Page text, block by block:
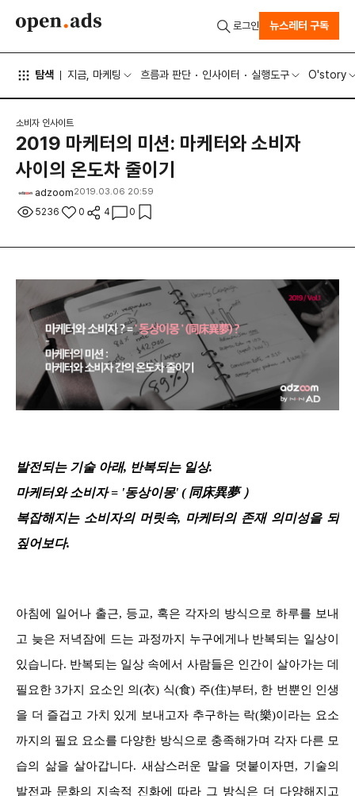
탐색 지금, 마케팅 흐름과 판단 인사이터 실행도구 O'story
로그인 뉴스레터 구독
소비자 인사이트
2019 마케터의 미션: 마케터와 소비자
사이의 온도차 줄이기
adzoom2019.03.06 20:59
5236 0 4 0
발전되는 기술 아래, 반복되는 일상.
마케터와 소비자 = '동상이몽' ( 同床異夢 ）
복잡해지는 소비자의 머릿속, 마케터의 존재 의미성을 되
짚어보다.
아침에 일어나 출근, 등교, 혹은 각자의 방식으로 하루를 보내
고 늦은 저녁잠에 드는 과정까지 누구에게나 반복되는 일상이
있습니다. 반복되는 일상 속에서 사람들은 인간이 살아가는 데
필요한 3가지 요소인 의(衣) 식(食) 주(住)부터, 한 번뿐인 인생
을 더 즐겁고 가치 있게 보내고자 추구하는 락(樂)이라는 요소
까지의 필요 요소를 다양한 방식으로 충족해가며 각자 다른 모
습의 삶을 살아갑니다. 새삼스러운 말을 덧붙이자면, 기술의
발전과 문화의 지속적 진화에 따라 그 방식은 더 다양해지고